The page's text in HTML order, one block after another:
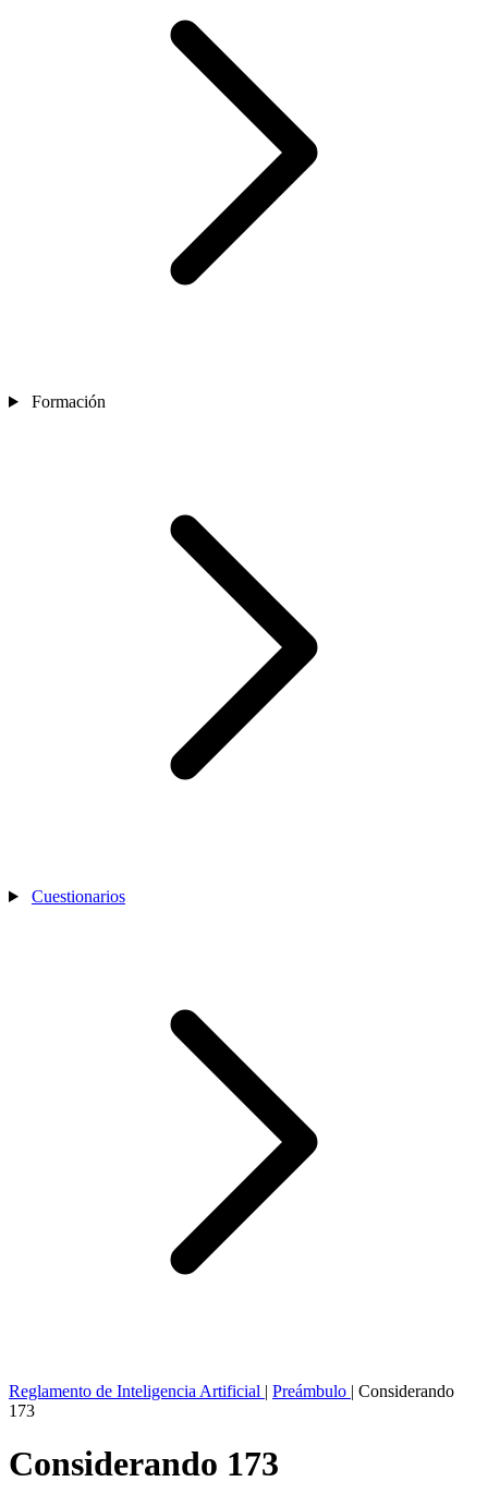
Formación
Cuestionarios
Reglamento de Inteligencia Artificial | Preámbulo | Considerando
173
Considerando 173